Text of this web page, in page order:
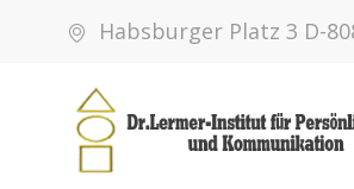
Habsburger Platz 3 D-